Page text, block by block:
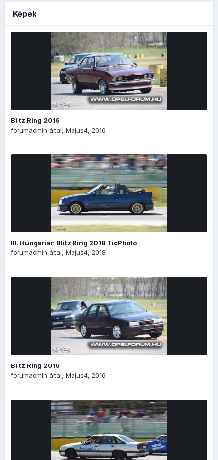
Képek
Blitz Ring 2016
forumadmin által, Május4, 2016
III. Hungarian Blitz Ring 2018 TicPhoto
forumadmin által, Május4, 2018
Blitz Ring 2016
forumadmin által, Május4, 2016